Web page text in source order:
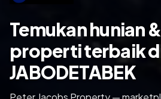
Temukan hunian
properti terbaik
JABODETABEK